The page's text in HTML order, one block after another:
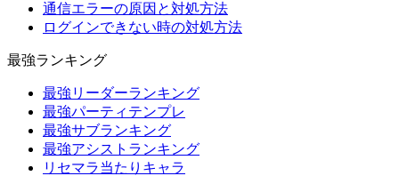
通信エラーの原因と対処方法
ログインできない時の対処方法
最強ランキング
最強リーダーランキング
最強パーティテンプレ
最強サブランキング
最強アシストランキング
リセマラ当たりキャラ